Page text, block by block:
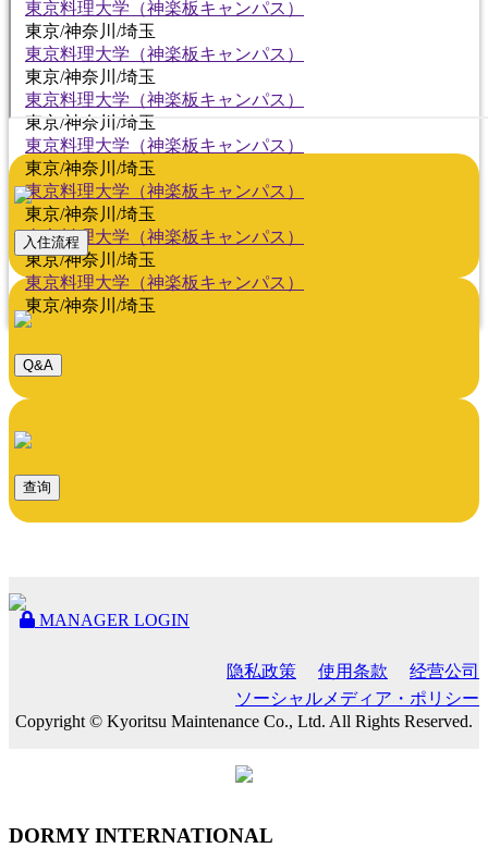
東京料理大学（神楽板キャンパス）
東京/神奈川/埼玉
東京料理大学（神楽板キャンパス）
東京/神奈川/埼玉
東京料理大学（神楽板キャンパス）
東京/神奈川/埼玉
東京料理大学（神楽板キャンパス）
東京/神奈川/埼玉
東京料理大学（神楽板キャンパス）
東京/神奈川/埼玉
東京料理大学（神楽板キャンパス）
東京/神奈川/埼玉
東京料理大学（神楽板キャンパス）
東京/神奈川/埼玉
入住流程
Q&A
查询
MANAGER LOGIN
隐私政策 使用条款
经营公司
ソーシャルメディア・ポリシー
Copyright © Kyoritsu Maintenance Co., Ltd. All Rights Reserved.
DORMY INTERNATIONAL